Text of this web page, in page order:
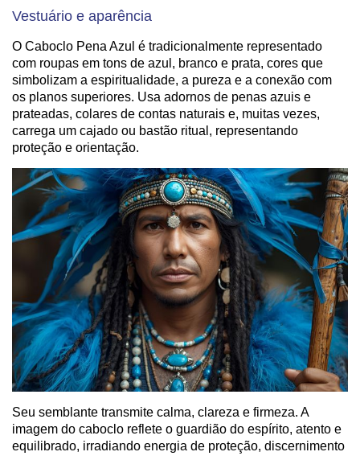
Vestuário e aparência
O Caboclo Pena Azul é tradicionalmente representado
com roupas em tons de azul, branco e prata, cores que
simbolizam a espiritualidade, a pureza e a conexão com
os planos superiores. Usa adornos de penas azuis e
prateadas, colares de contas naturais e, muitas vezes,
carrega um cajado ou bastão ritual, representando
proteção e orientação.
Seu semblante transmite calma, clareza e firmeza. A
imagem do caboclo reflete o guardião do espírito, atento e
equilibrado, irradiando energia de proteção, discernimento